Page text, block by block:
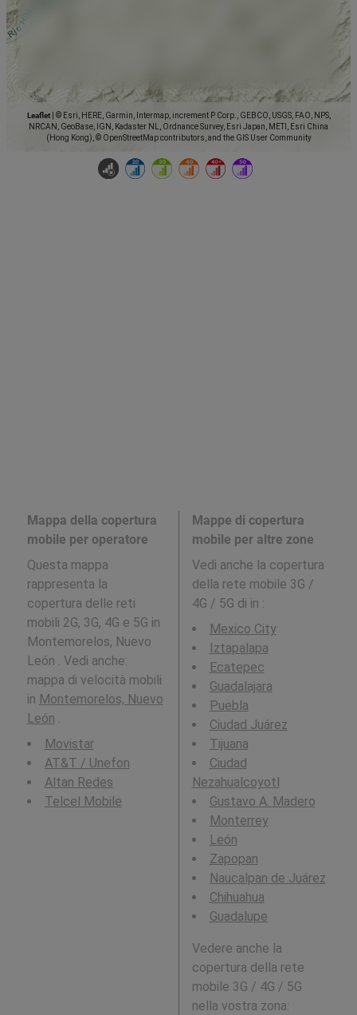
Leaflet
© Esri, HERE, Garmin, Intermap, increment P Corp., GEBCO, USGS, FAO, NPS,
NRCAN, GeoBase, IGN, Kadaster NL, Ordnance Survey, Esri Japan, METI, Esri China
(Hong Kong), © OpenStreetMap contributors, and the GIS User Community
Mappa della copertura
mobile per operatore
Questa mappa
rappresenta la
copertura delle reti
mobili 2G, 3G, 4G e 5G in
Montemorelos, Nuevo
León . Vedi anche:
mappa di velocità mobili
in Montemorelos, Nuevo
León .
Movistar
AT&T / Unefon
Altan Redes
Telcel Mobile
Mappe di copertura
mobile per altre zone
Vedi anche la copertura
della rete mobile 3G /
4G / 5G di in :
Mexico City
Iztapalapa
Ecatepec
Guadalajara
Puebla
Ciudad Juárez
Tijuana
Ciudad
Nezahualcoyotl
Gustavo A. Madero
Monterrey
León
Zapopan
Naucalpan de Juárez
Chihuahua
Guadalupe
Vedere anche la
copertura della rete
mobile 3G / 4G / 5G
nella vostra zona: